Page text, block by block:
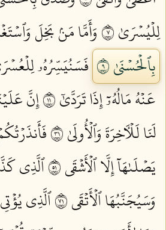
لِلۡيُسۡرَىٰ ٧
وَأَمَّا مَنۢ بَخِلَ
بِٱلۡحُسۡنَىٰ ٩
فَسَنُيَسِّرُهُۥ
عَنۡهُ مَالُهُۥٓ إِذَا تَرَدَّىٰٓ ١١
إِنَّ
لَنَا لَلۡأٓخِرَةَ وَٱلۡأُولَىٰ ١٣
يَصۡلَىٰهَآ إِلَّا ٱلۡأَشۡقَى ١٥
ٱلَّذِي
وَسَيُجَنَّبُهَا ٱلۡأَتۡقَى ١٧
ٱلَّذِي يُؤۡتِي